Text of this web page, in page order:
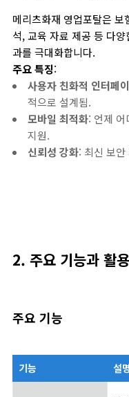
메리츠화재 영업포탈은
석, 교육 자료 제공 등 다
과를 극대화합니다.
주요 특징:
사용자 친화적 인터페
적으로 설계됨.
모바일 최적화: 언제 어
지원.
신뢰성 강화: 최신 보
2. 주요 기능과 활
주요 기능
기능 설